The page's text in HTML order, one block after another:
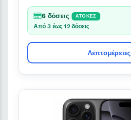
6 δόσεις ΆΤΟΚΕΣ
Από 3 έως 12 δόσεις
Λεπτομέρειες